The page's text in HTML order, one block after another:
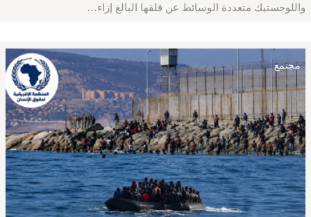
واللوجستيك متعددة الوسائط عن قلقها البالغ إزاء…
مجتمع